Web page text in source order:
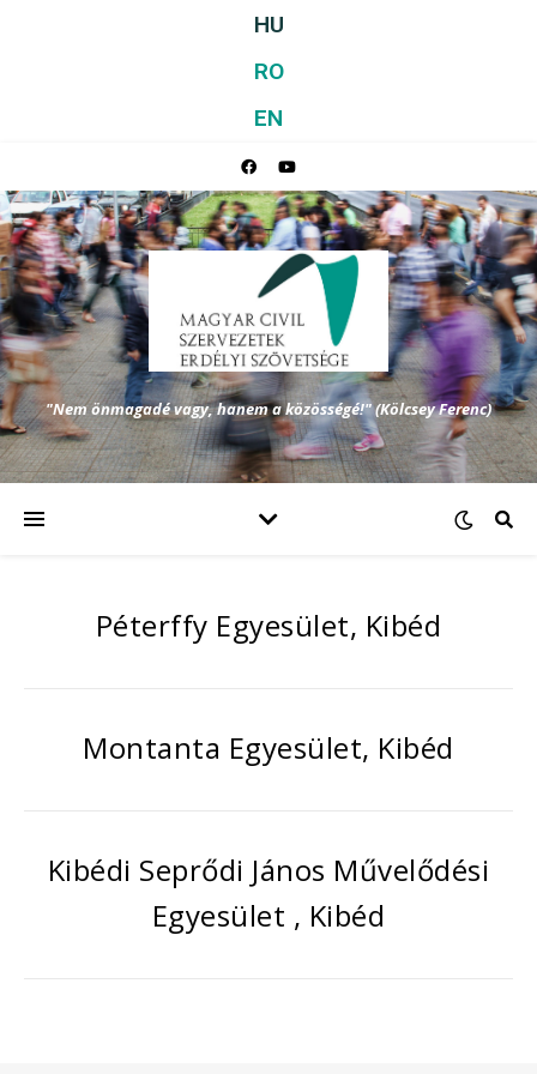
HU
RO
EN
"Nem önmagadé vagy, hanem a közösségé!" (Kölcsey Ferenc)
Péterffy Egyesület, Kibéd
Montanta Egyesület, Kibéd
Kibédi Seprődi János Művelődési
Egyesület , Kibéd